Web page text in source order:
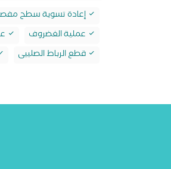
إعادة تسوية سطح
عملية الغضروف
قطع الرباط الصلييى